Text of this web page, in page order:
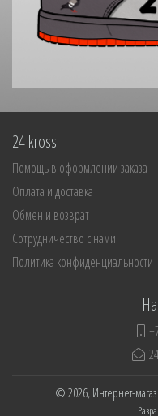
24 kross
Помощь в оформлении заказа
Оплата и доставка
Обмен и возврат
Сотрудничество с нами
Политика конфиденциальности
© 2026, Интернет-